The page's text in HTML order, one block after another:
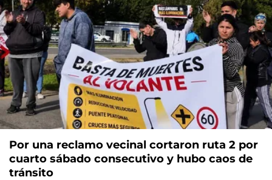
Por una reclamo vecinal cortaron ruta 2 por
cuarto sábado consecutivo y hubo caos de
tránsito